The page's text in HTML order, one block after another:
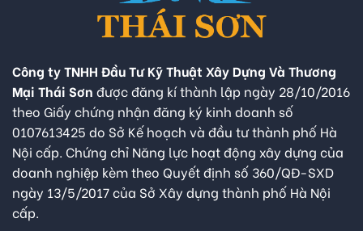
Công ty TNHH Đầu Tư Kỹ Thuật Xây Dựng Và Thương
Mại Thái Sơn được đăng kí thành lập ngày 28/10/2016
theo Giấy chứng nhận đăng ký kinh doanh số
0107613425 do Sở Kế hoạch và đầu tư thành phố Hà
Nội cấp. Chứng chỉ Năng lực hoạt động xây dựng của
doanh nghiệp kèm theo Quyết định số 360/QĐ-SXD
ngày 13/5/2017 của Sở Xây dựng thành phố Hà Nội
cấp.